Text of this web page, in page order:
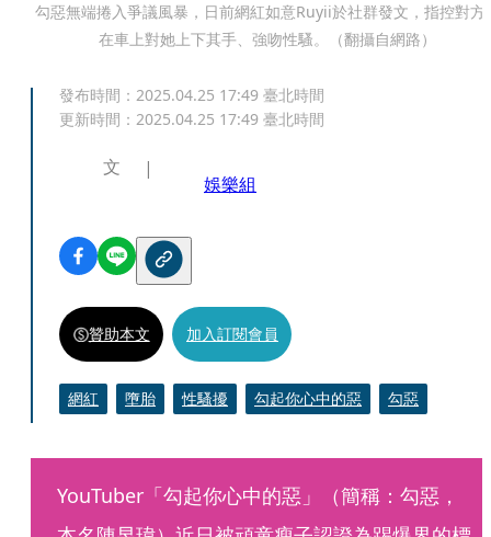
勾惡無端捲入爭議風暴，日前網紅如意Ruyii於社群發文，指控對方
在車上對她上下其手、強吻性騷。（翻攝自網路）
發布時間： 2025.04.25 17:49 臺北時間
更新時間： 2025.04.25 17:49 臺北時間
文
娛樂組
贊助本文 加入訂閱會員
網紅 墮胎 性騷擾 勾起你心中的惡 勾惡
YouTuber「勾起你心中的惡」（簡稱：勾惡，